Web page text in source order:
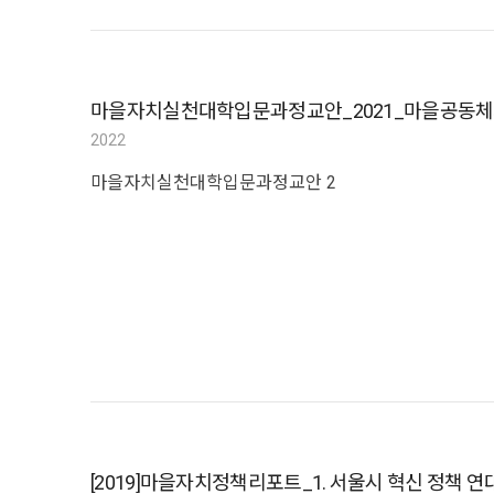
마을자치실천대학입문과정교안_2021_마을공동
2022
마을자치실천대학입문과정교안 2
[2019]마을자치정책리포트_1. 서울시 혁신 정책 연